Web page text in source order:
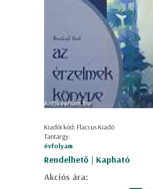
Kiadói kód: Flaccus Kiadó
Tantárgy:
évfolyam
Rendelhető | Kapható
Akciós ára: